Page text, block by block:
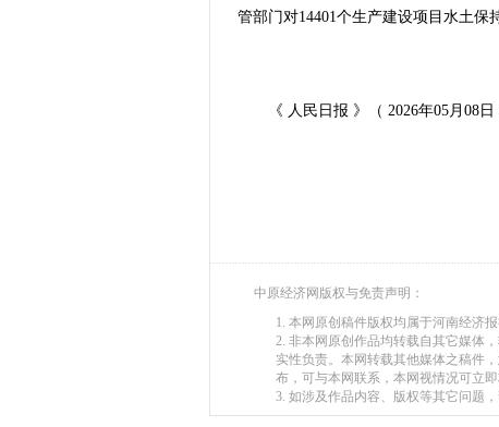
习近平出席国
336件（组）意
豫篮联赛结束
算力，正在重
河南省二十条
河南省主汛期
管部门对14401个生产建设项目水土保
《 人民日报 》（ 2026年05月08日
中原经济网版权与免责声明：
1. 本网原创稿件版权均属于河南经济
2. 非本网原创作品均转载自其它媒体
实性负责。本网转载其他媒体之稿件
布，可与本网联系，本网视情况可立即
3. 如涉及作品内容、版权等其它问题